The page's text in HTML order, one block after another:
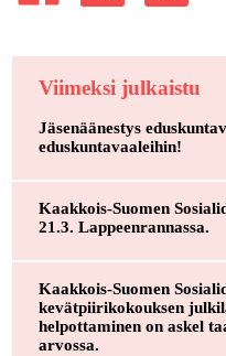
Viimeksi julkaistu
Jäsenäänestys
eduskuntavaaleihin!
Kaakkois-Suomen
21.3. Lappeenrannassa.
Kaakkois-Suomen
kevätpiirikokouksen
helpottaminen on askel
arvossa.